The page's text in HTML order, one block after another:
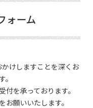
ォーム
けしますことを深くお
を承っております。
お願いいたします。